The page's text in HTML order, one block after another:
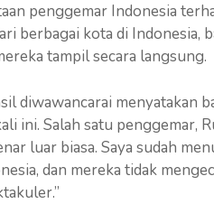
penggemar Indonesia
berbagai kota di Indonesia,
tampil secara langsung.
diwawancarai menyatakan
ini. Salah satu penggemar,
luar biasa. Saya sudah
dan mereka tidak